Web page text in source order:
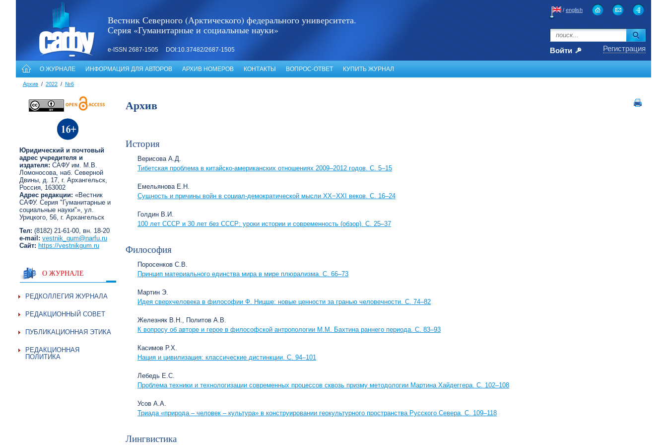
Вестник Северного (Арктического) федерального университета.
Серия «Гуманитарные и социальные науки»
e-ISSN 2687-1505 DOI:10.37482/2687-1505
/ english
Войти Регистрация
О ЖУРНАЛЕ ИНФОРМАЦИЯ ДЛЯ АВТОРОВ АРХИВ НОМЕРОВ КОНТАКТЫ ВОПРОС-ОТВЕТ КУПИТЬ ЖУРНАЛ
Архив / 2022 / №6
Юридический и почтовый
адрес учредителя и
издателя: САФУ им. М.В.
Ломоносова, наб. Северной
Двины, д. 17, г. Архангельск,
Россия, 163002
Адрес редакции: «Вестник
САФУ. Серия "Гуманитарные и
социальные науки"», ул.
Урицкого, 56, г. Архангельск
Тел: (8182) 21-61-00, вн. 18-20
e-mail: vestnik_gum@narfu.ru
Сайт: https://vestnikgum.ru
О ЖУРНАЛЕ
РЕДКОЛЛЕГИЯ ЖУРНАЛА
РЕДАКЦИОННЫЙ СОВЕТ
ПУБЛИКАЦИОННАЯ ЭТИКА
РЕДАКЦИОННАЯ
ПОЛИТИКА
Архив
История
Верисова А.Д.
Тибетская проблема в китайско-американских отношениях 2009–2012 годов. С. 5–15
Емельянова Е.Н.
Сущность и причины войн в социал-демократической мысли XX−XXI веков. С. 16–24
Голдин В.И.
100 лет СССР и 30 лет без СССР: уроки истории и современность (обзор). С. 25–37
Философия
Поросенков С.В.
Принцип материального единства мира в мире плюрализма. С. 66–73
Мартин Э.
Идея сверхчеловека в философии Ф. Ницше: новые ценности за гранью человечности. С. 74–82
Железняк В.Н., Политов А.В.
К вопросу об авторе и герое в философской антропологии М.М. Бахтина раннего периода. С. 83–93
Касимов Р.Х.
Нация и цивилизация: классические дистинкции. С. 94–101
Лебедь Е.С.
Проблема техники и технологизации современных процессов сквозь призму методологии Мартина Хайдеггера. С. 102–108
Усов А.А.
Триада «природа – человек – культура» в конструировании геокультурного пространства Русского Севера. С. 109–118
Лингвистика